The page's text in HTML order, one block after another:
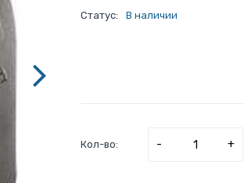
Статус: В наличии
Кол-во: - +